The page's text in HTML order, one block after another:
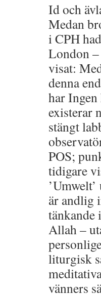
Id och
Medan
i CPH
London –
visat:
denna
har Ingen
existerar
stängt
POS;
tidigare
är andlig
tänkande
Allah –
liturgisk
vänners